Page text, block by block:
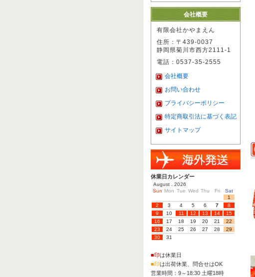
会社概要
有限会社かやまえん
住所：〒439-0037
静岡県菊川市西方2111-1
電話：0537-35-2555
会社概要
お問い合わせ
プライバシーポリシー
特定商取引法に基づく表記
サイトマップ
休業日カレンダー
August . 2026
Sun Mon Tue Wed Thu Fri
Sat
1
2
3 4 5 6 7
8
9
10 11 12 13 14
15
16
17 18 19 20 21
22
23
24 25 26 27 28
29
30
31
■印は休業日
■印は出荷休業、問合せはOK
営業時間：9～18:30 土曜18時